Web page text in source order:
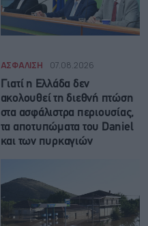
ΑΣΦΑΛΙΣΗ 07.08.2026
Γιατί η Ελλάδα δεν
ακολουθεί τη διεθνή πτώση
στα ασφάλιστρα περιουσίας,
τα αποτυπώματα του Daniel
και των πυρκαγιών